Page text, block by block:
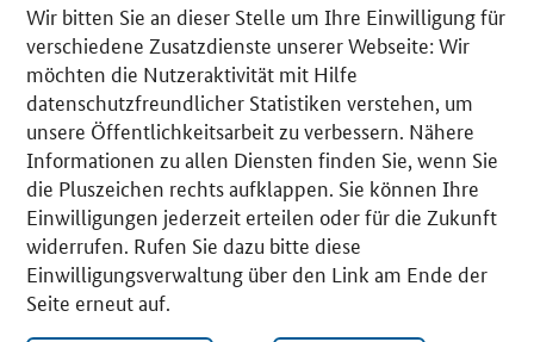
Wir bitten Sie an dieser Stelle um Ihre Einwilligung für
verschiedene Zusatzdienste unserer Webseite: Wir
möchten die Nutzeraktivität mit Hilfe
datenschutzfreundlicher Statistiken verstehen, um
unsere Öffentlichkeitsarbeit zu verbessern. Nähere
Informationen zu allen Diensten finden Sie, wenn Sie
die Pluszeichen rechts aufklappen. Sie können Ihre
Einwilligungen jederzeit erteilen oder für die Zukunft
widerrufen. Rufen Sie dazu bitte diese
Einwilligungsverwaltung über den Link am Ende der
Seite erneut auf.